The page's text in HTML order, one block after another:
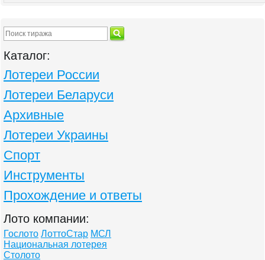
Каталог:
Лотереи России
Лотереи Беларуси
Архивные
Лотереи Украины
Спорт
Инструменты
Прохождение и ответы
Лото компании:
Гослото ЛоттоСтар МСЛ
Национальная лотерея
Столото